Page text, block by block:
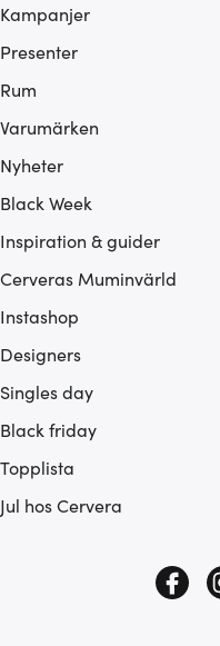
Kampanjer
Presenter
Rum
Varumärken
Nyheter
Black Week
Inspiration & guider
Cerveras Muminvärld
Instashop
Designers
Singles day
Black friday
Topplista
Jul hos Cervera